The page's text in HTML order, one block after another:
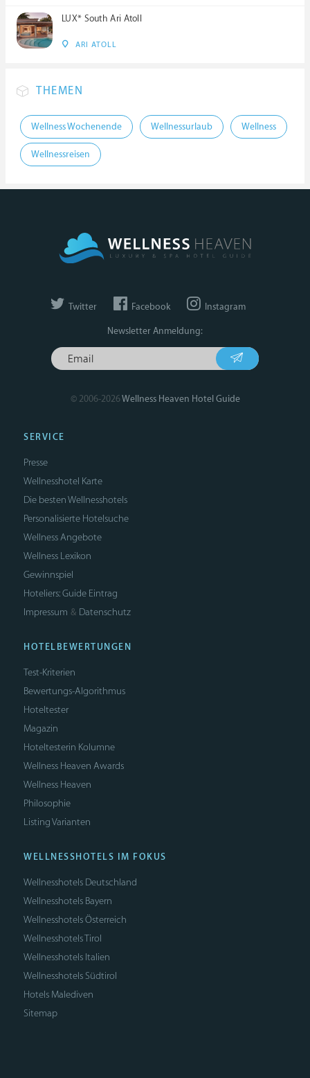
LUX* South Ari Atoll
ARI ATOLL
THEMEN
Wellness Wochenende Wellnessurlaub Wellness
Wellnessreisen
Twitter Facebook Instagram
Newsletter Anmeldung:
© 2006-2026Wellness Heaven Hotel Guide
SERVICE
Presse
Wellnesshotel Karte
Die besten Wellnesshotels
Personalisierte Hotelsuche
Wellness Angebote
Wellness Lexikon
Gewinnspiel
Hoteliers: Guide Eintrag
Impressum & Datenschutz
HOTELBEWERTUNGEN
Test-Kriterien
Bewertungs-Algorithmus
Hoteltester
Magazin
Hoteltesterin Kolumne
Wellness Heaven Awards
Wellness Heaven
Philosophie
Listing Varianten
WELLNESSHOTELS IM FOKUS
Wellnesshotels Deutschland
Wellnesshotels Bayern
Wellnesshotels Österreich
Wellnesshotels Tirol
Wellnesshotels Italien
Wellnesshotels Südtirol
Hotels Malediven
Sitemap